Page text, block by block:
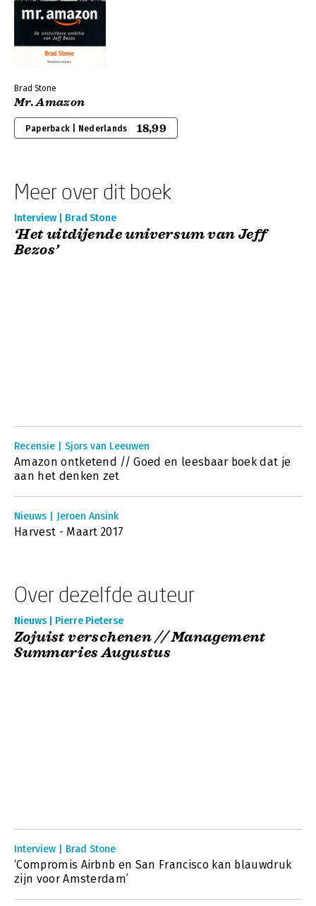
Brad Stone
Mr. Amazon
Paperback | Nederlands 18,99
Meer over dit boek
Interview | Brad Stone
‘Het uitdijende universum van Jeff
Bezos’
Recensie | Sjors van Leeuwen
Amazon ontketend // Goed en leesbaar boek dat je
aan het denken zet
Nieuws | Jeroen Ansink
Harvest - Maart 2017
Over dezelfde auteur
Nieuws | Pierre Pieterse
Zojuist verschenen // Management
Summaries Augustus
Interview | Brad Stone
‘Compromis Airbnb en San Francisco kan blauwdruk
zijn voor Amsterdam’